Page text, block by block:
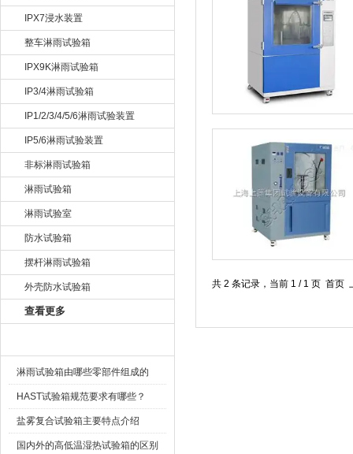
IPX7浸水装置
整车淋雨试验箱
IPX9K淋雨试验箱
IP3/4淋雨试验箱
IP1/2/3/4/5/6淋雨试验装置
IP5/6淋雨试验装置
非标淋雨试验箱
淋雨试验箱
淋雨试验室
防水试验箱
摆杆淋雨试验箱
外壳防水试验箱
查看更多
淋雨试验箱由哪些零部件组成的
HAST试验箱规范要求有哪些？
盐雾复合试验箱主要特点介绍
国内外的高低温湿热试验箱的区别
共 2 条记录，当前 1 / 1 页 首